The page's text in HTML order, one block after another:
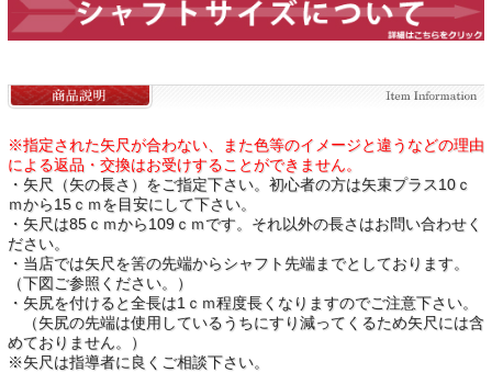
※指定された矢尺が合わない、また色等のイメージと違うなどの理由
による返品・交換はお受けすることができません。
・矢尺（矢の長さ）をご指定下さい。初心者の方は矢束プラス10ｃ
ｍから15ｃｍを目安にして下さい。
・矢尺は85ｃｍから109ｃｍです。それ以外の長さはお問い合わせく
ださい。
・当店では矢尺を筈の先端からシャフト先端までとしております。
（下図ご参照ください。）
・矢尻を付けると全長は1ｃｍ程度長くなりますのでご注意下さい。
（矢尻の先端は使用しているうちにすり減ってくるため矢尺には含
めておりません。）
※矢尺は指導者に良くご相談下さい。